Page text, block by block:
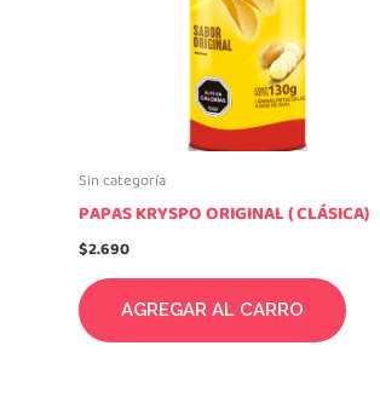
Sin categoría
PAPAS KRYSPO ORIGINAL ( CLÁSICA)
$2.690
AGREGAR AL CARRO